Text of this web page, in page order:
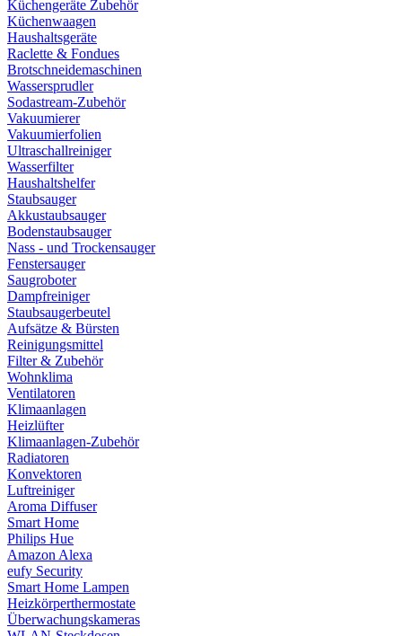
Küchengeräte Zubehör
Küchenwaagen
Haushaltsgeräte
Raclette & Fondues
Brotschneidemaschinen
Wassersprudler
Sodastream-Zubehör
Vakuumierer
Vakuumierfolien
Ultraschallreiniger
Wasserfilter
Haushaltshelfer
Staubsauger
Akkustaubsauger
Bodenstaubsauger
Nass - und Trockensauger
Fenstersauger
Saugroboter
Dampfreiniger
Staubsaugerbeutel
Aufsätze & Bürsten
Reinigungsmittel
Filter & Zubehör
Wohnklima
Ventilatoren
Klimaanlagen
Heizlüfter
Klimaanlagen-Zubehör
Radiatoren
Konvektoren
Luftreiniger
Aroma Diffuser
Smart Home
Philips Hue
Amazon Alexa
eufy Security
Smart Home Lampen
Heizkörperthermostate
Überwachungskameras